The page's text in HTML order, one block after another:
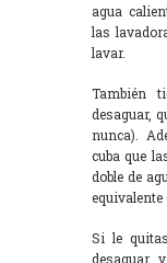
agua
las
lavar.
También
desaguar,
nunca).
cuba que
doble de
equivalente
Si le
desaguar,